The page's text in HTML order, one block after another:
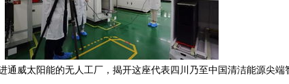
威太阳能的无人工厂，揭开这座代表四川乃至中国清洁能源尖